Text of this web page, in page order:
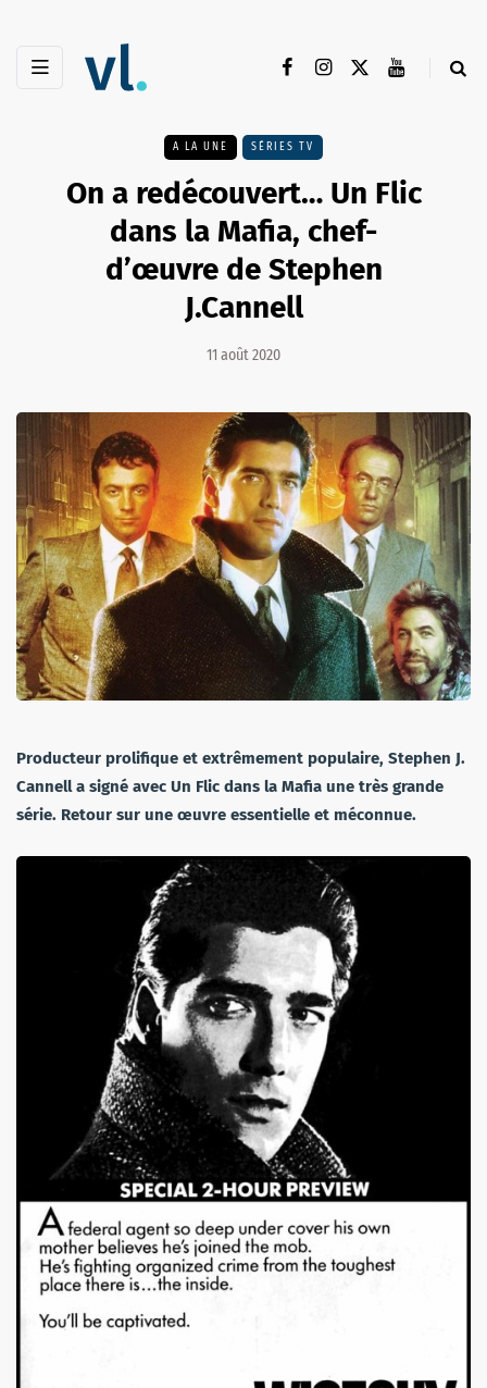
A LA UNE SÉRIES TV
On a redécouvert… Un Flic
dans la Mafia, chef-
d’œuvre de Stephen
J.Cannell
11 août 2020
Producteur prolifique et extrêmement populaire, Stephen J.
Cannell a signé avec Un Flic dans la Mafia une très grande
série. Retour sur une œuvre essentielle et méconnue.